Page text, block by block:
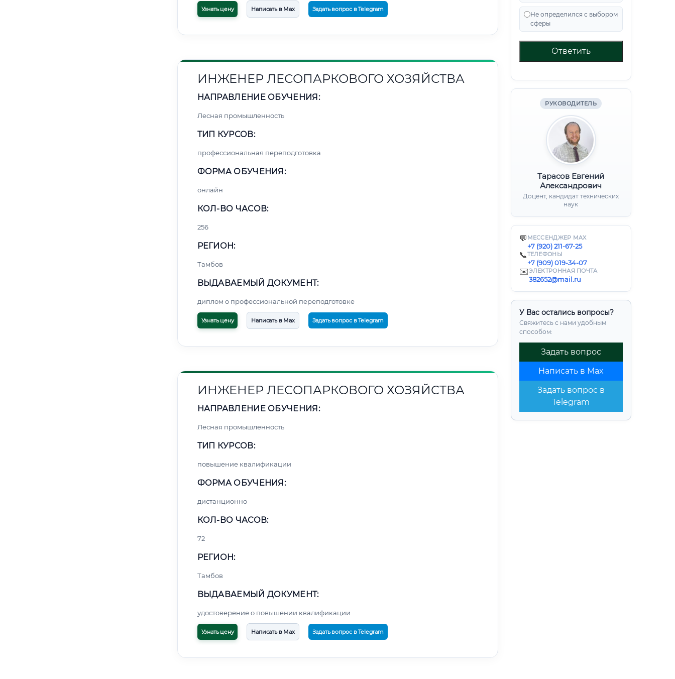
Не определился с выбором
сферы
Ответить
РУКОВОДИТЕЛЬ
Тарасов Евгений
Александрович
Доцент, кандидат технических
наук
💬 МЕССЕНДЖЕР MAX
+7 (920) 211-67-25
📞ТЕЛЕФОНЫ
+7 (909) 019-34-07
✉️ЭЛЕКТРОННАЯ ПОЧТА
382652@mail.ru
У Вас остались вопросы?
Свяжитесь с нами удобным
способом:
Задать вопрос
Написать в Max
Задать вопрос в
Telegram
Узнать цену Написать в Max Задать вопрос в Telegram
ИНЖЕНЕР ЛЕСОПАРКОВОГО ХОЗЯЙСТВА
НАПРАВЛЕНИЕ ОБУЧЕНИЯ:
Лесная промышленность
ТИП КУРСОВ:
профессиональная переподготовка
ФОРМА ОБУЧЕНИЯ:
онлайн
КОЛ-ВО ЧАСОВ:
256
РЕГИОН:
Тамбов
ВЫДАВАЕМЫЙ ДОКУМЕНТ:
диплом о профессиональной переподготовке
Узнать цену Написать в Max Задать вопрос в Telegram
ИНЖЕНЕР ЛЕСОПАРКОВОГО ХОЗЯЙСТВА
НАПРАВЛЕНИЕ ОБУЧЕНИЯ:
Лесная промышленность
ТИП КУРСОВ:
повышение квалификации
ФОРМА ОБУЧЕНИЯ:
дистанционно
КОЛ-ВО ЧАСОВ:
72
РЕГИОН:
Тамбов
ВЫДАВАЕМЫЙ ДОКУМЕНТ:
удостоверение о повышении квалификации
Узнать цену Написать в Max Задать вопрос в Telegram